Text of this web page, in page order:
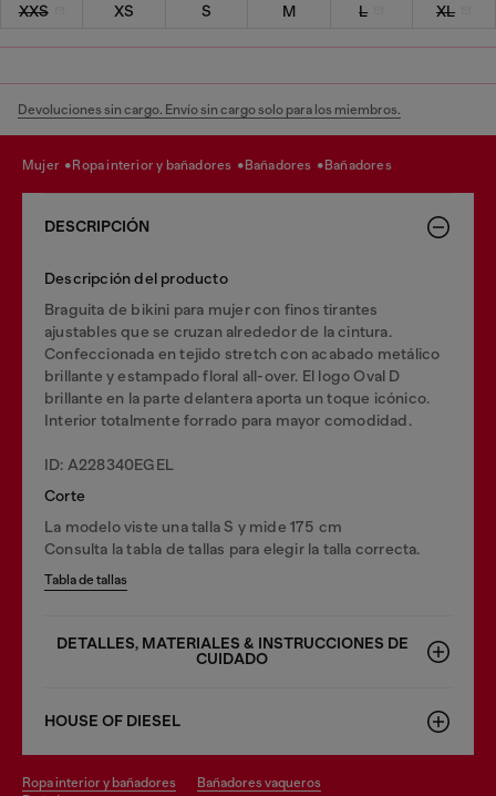
XXS XS S M L XL
Devoluciones sin cargo. Envío sin cargo solo para los miembros.
mujer ropa interior y bañadores bañadores bañadores
DESCRIPCIÓN
Descripción del producto
Braguita de bikini para mujer con finos tirantes
ajustables que se cruzan alrededor de la cintura.
Confeccionada en tejido stretch con acabado metálico
brillante y estampado floral all-over. El logo Oval D
brillante en la parte delantera aporta un toque icónico.
Interior totalmente forrado para mayor comodidad.
ID: A228340EGEL
Corte
La modelo viste una talla S y mide 175 cm
Consulta la tabla de tallas para elegir la talla correcta.
Tabla de tallas
DETALLES, MATERIALES & INSTRUCCIONES DE
CUIDADO
HOUSE OF DIESEL
ropa interior y bañadores
bañadores vaqueros